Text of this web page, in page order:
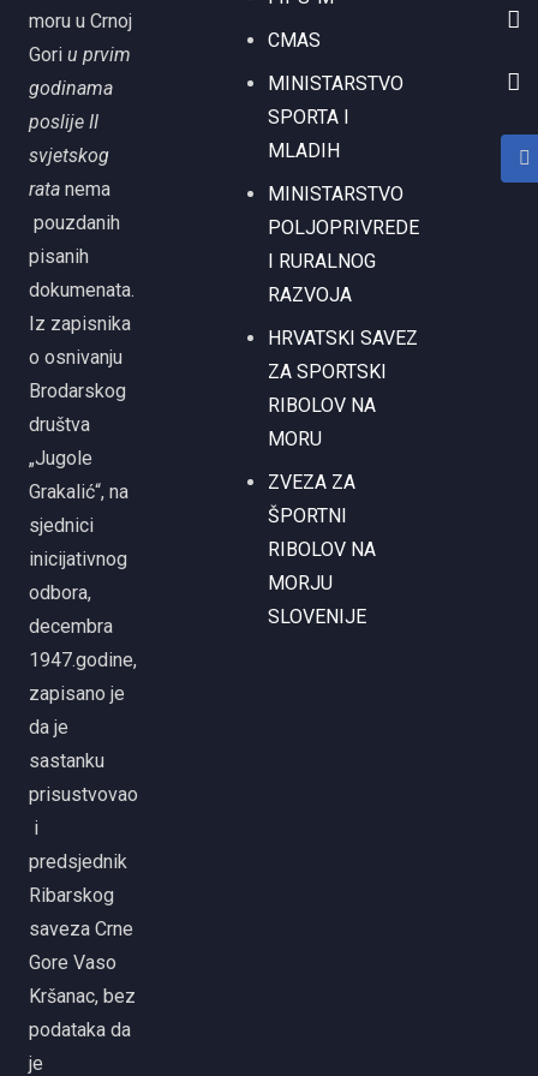
moru u Crnoj
Gori u prvim
godinama
poslije II
svjetskog
rata nema
pouzdanih
pisanih
dokumenata.
Iz zapisnika
o osnivanju
Brodarskog
društva
„Jugole
Grakalić“, na
sjednici
inicijativnog
odbora,
decembra
1947.godine,
zapisano je
da je
sastanku
prisustvovao
i
predsjednik
Ribarskog
saveza Crne
Gore Vaso
Kršanac, bez
podataka da
je
CMAS
MINISTARSTVO
SPORTA I
MLADIH
MINISTARSTVO
POLJOPRIVREDE
I RURALNOG
RAZVOJA
HRVATSKI SAVEZ
ZA SPORTSKI
RIBOLOV NA
MORU
ZVEZA ZA
ŠPORTNI
RIBOLOV NA
MORJU
SLOVENIJE